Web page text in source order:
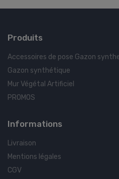
Produits
Accessoires de pose Gazon
Gazon synthétique
Mur Végétal Artificiel
PROMOS
Informations
Livraison
Mentions légales
CGV